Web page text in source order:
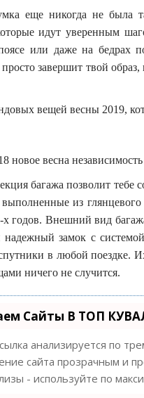
еще никогда не была
идут уверенным
или даже на бедрах
завершит твой образ,
вещей весны 2019,
багажа позволит тебе
из
х годов. Внешний вид
надежный замок с
в любой поездке.
ничего не случится.
Сайты В ТОП
анализируется по
сайта прозрачным и
- используйте по